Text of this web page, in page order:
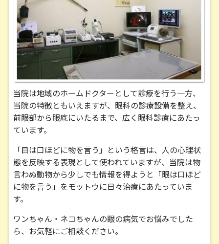
当院は地域のホームドクターとして診療を行う一方、
当院の特徴ともいえますが、眼科の診療設備を整え、
前眼部から眼底にいたるまで、広く眼科診療にあたっ
ています。
「目は口ほどに物を言う」という格言は、人の心理状
態を反映する表現として使われていますが、当院は物
言わぬ動物から少しでも情報を得ようと「眼は口ほど
に物を言う」をモットウに日々治療にあたっていま
す。
ワンちゃん・ネコちゃんの眼の病気でお悩みでした
ら、お気軽にご相談ください。